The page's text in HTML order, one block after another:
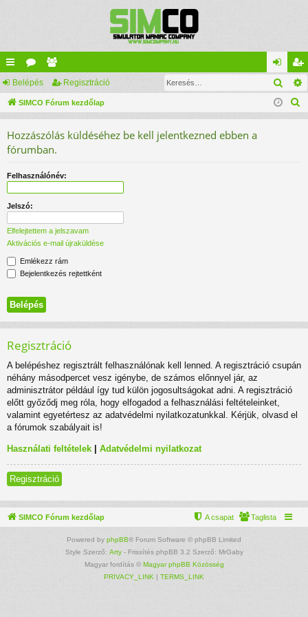
yo
rs
ke
ór
u
ag
lis
el
ép
eg
is
Belépés Regisztráció
SIMCO Fórum kezdőlap
Hozzászólás küldéséhez be kell jelentkezned ebben a
fórumban.
Felhasználónév:
Jelszó:
Elfelejtettem a jelszavam
Aktivációs e-mail újraküldése
Emlékezz rám
Bejelentkezés rejtettként
Regisztráció
A belépéshez regisztrált felhasználónak kell lenned. A regisztráció csupán
néhány másodpercet vesz igénybe, de számos előnnyel jár, az
adminisztrátor például így tud külön jogosultságokat adni. A regisztráció
előtt győződj meg róla, hogy elfogadod a felhasználási feltételeinket,
valamint egyetértesz az adatvédelmi nyilatkozatunkkal. Kérjük, olvasd el
a fórumok szabályait is!
Használati feltételek | Adatvédelmi nyilatkozat
Regisztráció
SIMCO Fórum kezdőlap Taglista
A csapat
Powered by phpBB® Forum Software © phpBB Limited
Style Szerző: Arty- Frissítés phpBB 3.2 Szerző: MrGaby
Magyar fordítás © Magyar phpBB Közösség
PRIVACY_LINK | TERMS_LINK